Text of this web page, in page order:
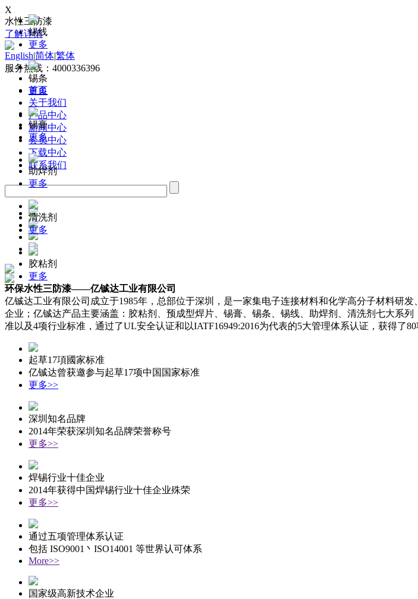
X
水性三防漆
了解详情
English|简体|繁体
服务热线：4000336396
首页
关于我们
产品中心
新闻中心
会员中心
下载中心
联系我们
环保水性三防漆——亿铖达工业有限公司
亿铖达工业有限公司成立于1985年，总部位于深圳，是一家集电子连接材料和化学高分子材料研
企业；亿铖达产品主要涵盖：胶粘剂、预成型焊片、锡膏、锡条、锡线、助焊剂、清洗剂七大系
准以及4项行业标准，通过了UL安全认证和以IATF16949:2016为代表的5大管理体系认证，获得了80
起草17項國家标准
亿铖达曾获邀参与起草17项中国国家标准
更多>>
深圳知名品牌
2014年荣获深圳知名品牌荣誉称号
更多>>
焊锡行业十佳企业
2014年获得中国焊锡行业十佳企业殊荣
更多>>
通过五项管理体系认证
包括 ISO9001丶ISO14001 等世界认可体系
More>>
国家级高新技术企业
锡线
更多
锡条
更多
锡膏
更多
助焊剂
更多
清洗剂
更多
胶粘剂
更多